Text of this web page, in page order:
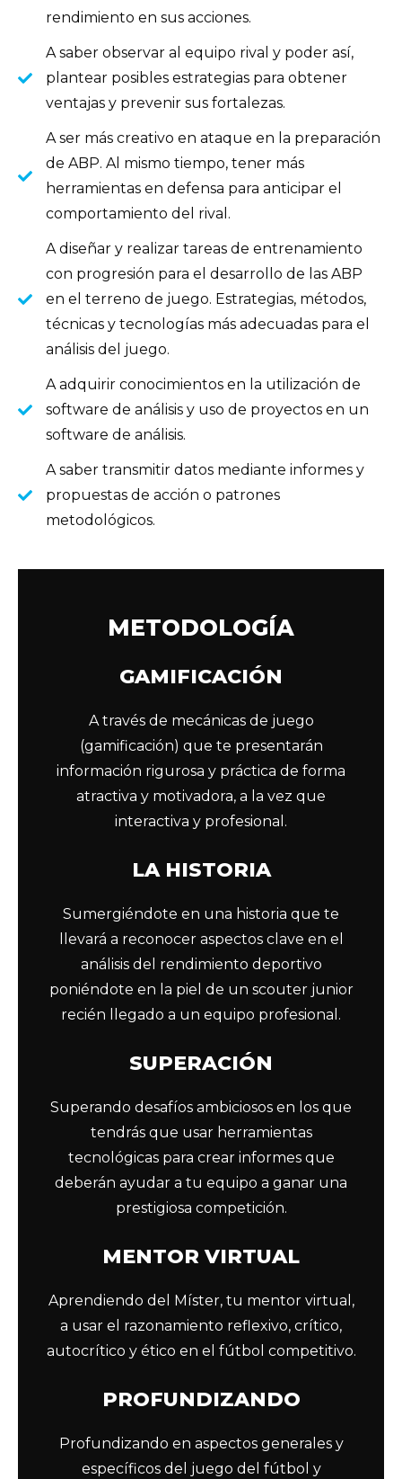
rendimiento en sus acciones.
A saber observar al equipo rival y poder así,
plantear posibles estrategias para obtener
ventajas y prevenir sus fortalezas.
A ser más creativo en ataque en la preparación
de ABP. Al mismo tiempo, tener más
herramientas en defensa para anticipar el
comportamiento del rival.
A diseñar y realizar tareas de entrenamiento
con progresión para el desarrollo de las ABP
en el terreno de juego. Estrategias, métodos,
técnicas y tecnologías más adecuadas para el
análisis del juego.
A adquirir conocimientos en la utilización de
software de análisis y uso de proyectos en un
software de análisis.
A saber transmitir datos mediante informes y
propuestas de acción o patrones
metodológicos.
METODOLOGÍA
GAMIFICACIÓN
A través de mecánicas de juego
(gamificación) que te presentarán
información rigurosa y práctica de forma
atractiva y motivadora, a la vez que
interactiva y profesional.
LA HISTORIA
Sumergiéndote en una historia que te
llevará a reconocer aspectos clave en el
análisis del rendimiento deportivo
poniéndote en la piel de un scouter junior
recién llegado a un equipo profesional.
SUPERACIÓN
Superando desafíos ambiciosos en los que
tendrás que usar herramientas
tecnológicas para crear informes que
deberán ayudar a tu equipo a ganar una
prestigiosa competición.
MENTOR VIRTUAL
Aprendiendo del Míster, tu mentor virtual,
a usar el razonamiento reflexivo, crítico,
autocrítico y ético en el fútbol competitivo.
PROFUNDIZANDO
Profundizando en aspectos generales y
específicos del juego del fútbol y